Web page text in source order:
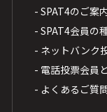
- SPAT4のご案
- SPAT4会員の
- ネットバンク
- 電話投票会員
- よくあるご質